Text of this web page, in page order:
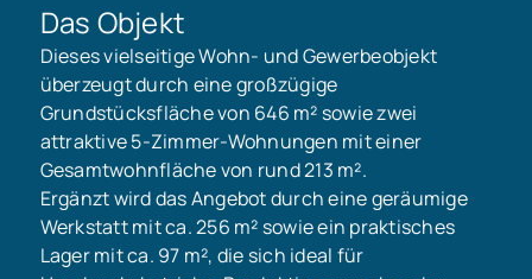
Das Objekt
Dieses vielseitige Wohn- und Gewerbeobjekt
überzeugt durch eine großzügige
Grundstücksfläche von 646 m² sowie zwei
attraktive 5-Zimmer-Wohnungen mit einer
Gesamtwohnfläche von rund 213 m².
Ergänzt wird das Angebot durch eine geräumige
Werkstatt mit ca. 256 m² sowie ein praktisches
Lager mit ca. 97 m², die sich ideal für